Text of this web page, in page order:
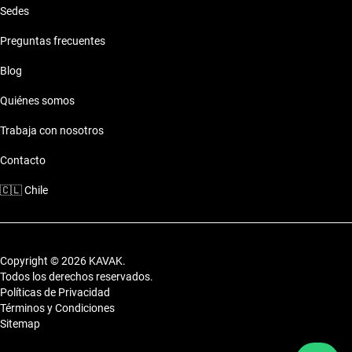
Sedes
Preguntas frecuentes
Blog
Quiénes somos
Trabaja con nosotros
Contacto
🇨🇱Chile
Copyright © 2026 KAVAK.
Todos los derechos reservados.
Políticas de Privacidad
Términos y Condiciones
Sitemap